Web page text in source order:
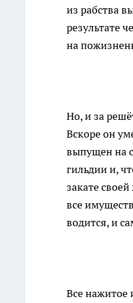
из рабства
результате
на
Но, и за
Вскоре он
выпущен на
гильдии и,
закате
все
водится, и
Все нажитое